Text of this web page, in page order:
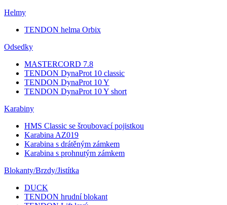
Helmy
TENDON helma Orbix
Odsedky
MASTERCORD 7.8
TENDON DynaProt 10 classic
TENDON DynaProt 10 Y
TENDON DynaProt 10 Y short
Karabiny
HMS Classic se šroubovací pojistkou
Karabina AZ019
Karabina s drátěným zámkem
Karabina s prohnutým zámkem
Blokanty/Brzdy/Jistítka
DUCK
TENDON hrudní blokant